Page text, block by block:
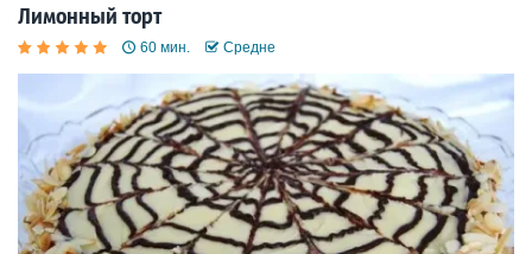
Лимонный торт
60 мин. Средне